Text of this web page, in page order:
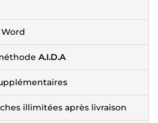
A.I.D.A
illimitées après livraison